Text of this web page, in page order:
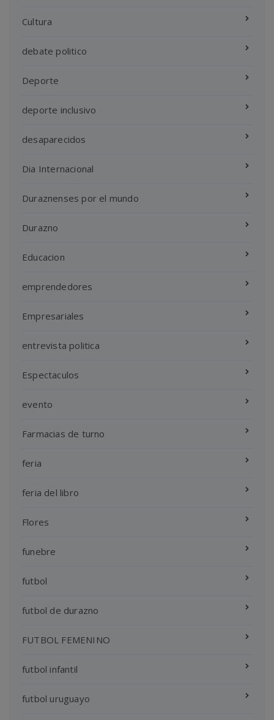
Cultura
debate politico
Deporte
deporte inclusivo
desaparecidos
Dia Internacional
Duraznenses por el mundo
Durazno
Educacion
emprendedores
Empresariales
entrevista politica
Espectaculos
evento
Farmacias de turno
feria
feria del libro
Flores
funebre
futbol
futbol de durazno
FUTBOL FEMENINO
futbol infantil
futbol uruguayo